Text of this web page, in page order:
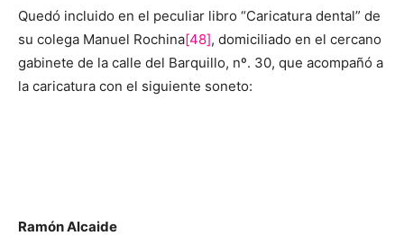
Quedó incluido en el peculiar libro “Caricatura dental” de
su colega Manuel Rochina[48], domiciliado en el cercano
gabinete de la calle del Barquillo, nº. 30, que acompañó a
la caricatura con el siguiente soneto:
Ramón Alcaide